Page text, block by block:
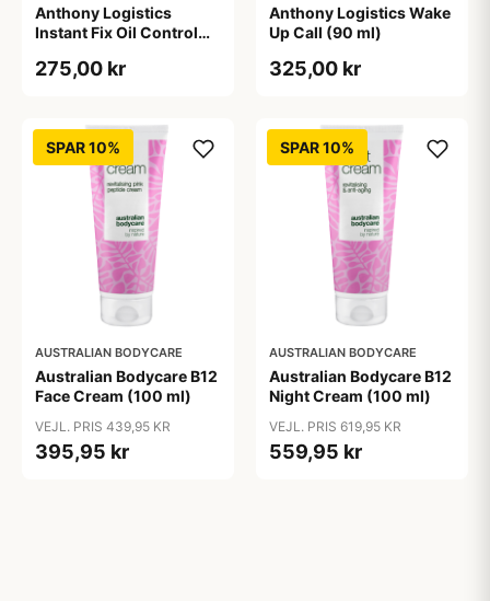
Anthony Logistics
Instant Fix Oil Control
275,00 kr
Anthony Logistics Wake
Up Call (90 ml)
325,00 kr
SPAR 10%
AUSTRALIAN BODYCARE
Australian Bodycare B12
Face Cream (100 ml)
VEJL. PRIS 439,95 KR
395,95 kr
SPAR 10%
AUSTRALIAN BODYCARE
Australian Bodycare B12
Night Cream (100 ml)
VEJL. PRIS 619,95 KR
559,95 kr